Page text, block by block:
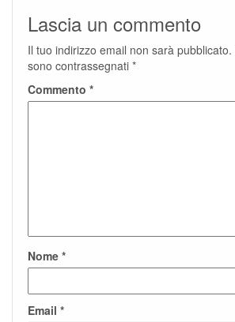
Lascia un commento
Il tuo indirizzo email non sarà pubblicato.
sono contrassegnati *
Commento *
Nome *
Email *